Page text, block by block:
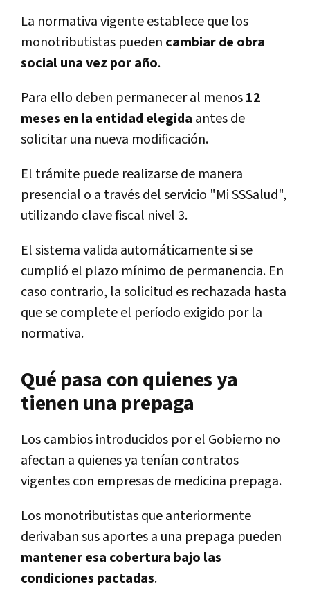
La normativa vigente establece que los
monotributistas pueden cambiar de obra
social una vez por año.
Para ello deben permanecer al menos12
meses en la entidad elegida antes de
solicitar una nueva modificación.
El trámite puede realizarse de manera
presencial o a través del servicio "Mi SSSalud",
utilizando clave fiscal nivel 3.
El sistema valida automáticamente si se
cumplió el plazo mínimo de permanencia. En
caso contrario, la solicitud es rechazada hasta
que se complete el período exigido por la
normativa.
Qué pasa con quienes ya
tienen una prepaga
Los cambios introducidos por el Gobierno no
afectan a quienes ya tenían contratos
vigentes con empresas de medicina prepaga.
Los monotributistas que anteriormente
derivaban sus aportes a una prepaga pueden
mantener esa cobertura bajo las
condiciones pactadas.